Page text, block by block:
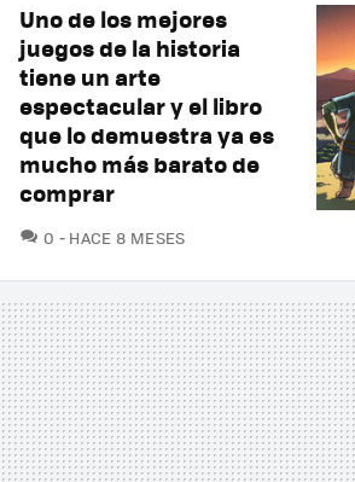
Uno de los mejores
juegos de la historia
tiene un arte
espectacular y el libro
que lo demuestra ya es
mucho más barato de
comprar
0 COMENTARIOS
HACE 8 MESES